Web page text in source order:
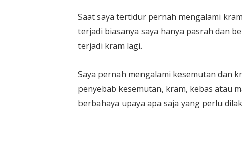
Saat saya tertidur pernah mengalami
terjadi biasanya saya hanya pasrah dan
terjadi kram lagi.
Saya pernah mengalami kesemutan dan
penyebab kesemutan, kram, kebas atau
berbahaya upaya apa saja yang perlu